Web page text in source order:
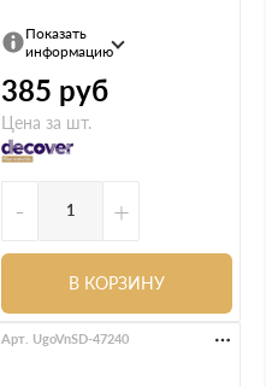
Показать
информацию
385 руб
Цена за шт.
- +
В КОРЗИНУ
Арт. UgoVnSD-47240